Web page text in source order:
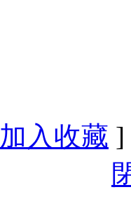
加入收藏